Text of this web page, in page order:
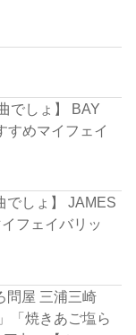
でしょ】 BAY
すめマイフェイ
でしょ】 JAMES
フェイバリッ
問屋 三浦三崎
「焼きあご塩ら